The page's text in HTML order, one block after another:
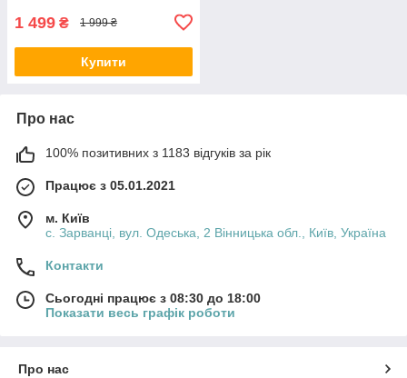
1 499 ₴ 1 999 ₴
Купити
Про нас
100% позитивних з 1183 відгуків за рік
Працює з 05.01.2021
м. Київ
с. Зарванці, вул. Одеська, 2 Вінницька обл., Київ, Україна
Контакти
Сьогодні працює з 08:30 до 18:00
Показати весь графік роботи
Про нас